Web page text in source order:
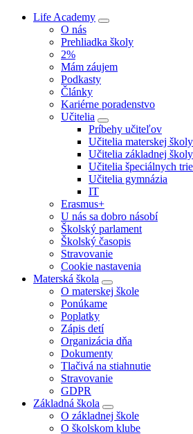
Life Academy
O nás
Prehliadka školy
2%
Mám záujem
Podkasty
Články
Kariérne poradenstvo
Učitelia
Príbehy učiteľov
Učitelia materskej školy
Učitelia základnej školy
Učitelia špeciálnych
Učitelia gymnázia
IT
Erasmus+
U nás sa dobro násobí
Školský parlament
Školský časopis
Stravovanie
Cookie nastavenia
Materská škola
O materskej škole
Ponúkame
Poplatky
Zápis detí
Organizácia dňa
Dokumenty
Tlačivá na stiahnutie
Stravovanie
GDPR
Základná škola
O základnej škole
O školskom klube